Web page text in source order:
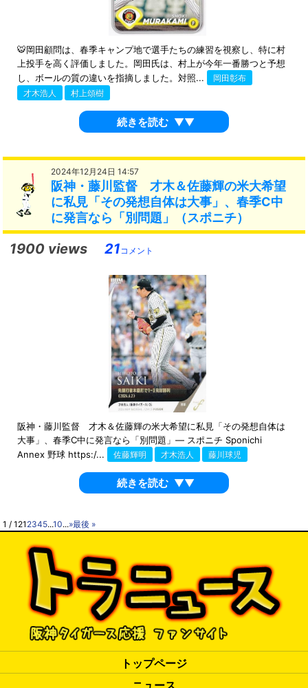
🐯岡田顧問は、春季キャンプ地で選手たちの練習を視察し、特に村
上投手を高く評価しました。岡田氏は、村上が今年一番勝つと予想
し、ボールの質の違いを指摘しました。対照...
岡田彰布
才木浩人
村上頌樹
続きを読む ▼▼
2024年12月24日 14:57
阪神・藤川監督 才木＆佐藤輝の米大希望
に私見「その発想自体は大事」、春季C中
に発言なら「別問題」（スポニチ）
1900 views 21 コメント
阪神・藤川監督 才木＆佐藤輝の米大希望に私見「その発想自体は
大事」、春季C中に発言なら「別問題」― スポニチ Sponichi
Annex 野球 https:/...
佐藤輝明 才木浩人 藤川球児
続きを読む ▼▼
1 / 121 2345...10...»最後 »
トップページ
ニュース